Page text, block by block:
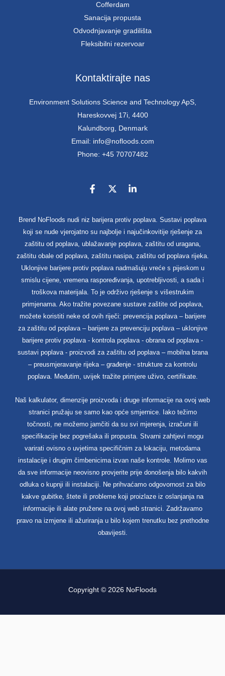
Cofferdam
Sanacija propusta
Odvodnjavanje gradilišta
Fleksibilni rezervoar
Kontaktirajte nas
Environment Solutions Science and Technology ApS,
Hareskovvej 17i, 4400
Kalundborg, Denmark
Email: info@nofloods.com
Phone: +45 70707482
Brend NoFloods nudi niz barijera protiv poplava. Sustavi poplava
koji se nude vjerojatno su najbolje i najučinkovitije rješenje za
zaštitu od poplava, ublažavanje poplava, zaštitu od uragana,
zaštitu obale od poplava, zaštitu nasipa, zaštitu od poplava rijeka.
Uklonjive barijere protiv poplava nadmašuju vreće s pijeskom u
smislu cijene, vremena raspoređivanja, upotrebljivosti, a sada i
troškova materijala. To je održivo rješenje s višestrukim
primjenama. Ako tražite povezane sustave zaštite od poplava,
možete koristiti neke od ovih riječi: prevencija poplava – barijere
za zaštitu od poplava – barijere za prevenciju poplava – uklonjive
barijere protiv poplava - kontrola poplava - obrana od poplava -
sustavi poplava - proizvodi za zaštitu od poplava – mobilna brana
– preusmjeravanje rijeka – građenje - strukture za kontrolu
poplava. Međutim, uvijek tražite primjere uživo, certifikate.
Naš kalkulator, dimenzije proizvoda i druge informacije na ovoj web
stranici pružaju se samo kao opće smjernice. Iako težimo
točnosti, ne možemo jamčiti da su svi mjerenja, izračuni ili
specifikacije bez pogrešaka ili propusta. Stvarni zahtjevi mogu
varirati ovisno o uvjetima specifičnim za lokaciju, metodama
instalacije i drugim čimbenicima izvan naše kontrole. Molimo vas
da sve informacije neovisno provjerite prije donošenja bilo kakvih
odluka o kupnji ili instalaciji. Ne prihvaćamo odgovornost za bilo
kakve gubitke, štete ili probleme koji proizlaze iz oslanjanja na
informacije ili alate pružene na ovoj web stranici. Zadržavamo
pravo na izmjene ili ažuriranja u bilo kojem trenutku bez prethodne
obavijesti.
Copyright © 2026 NoFloods